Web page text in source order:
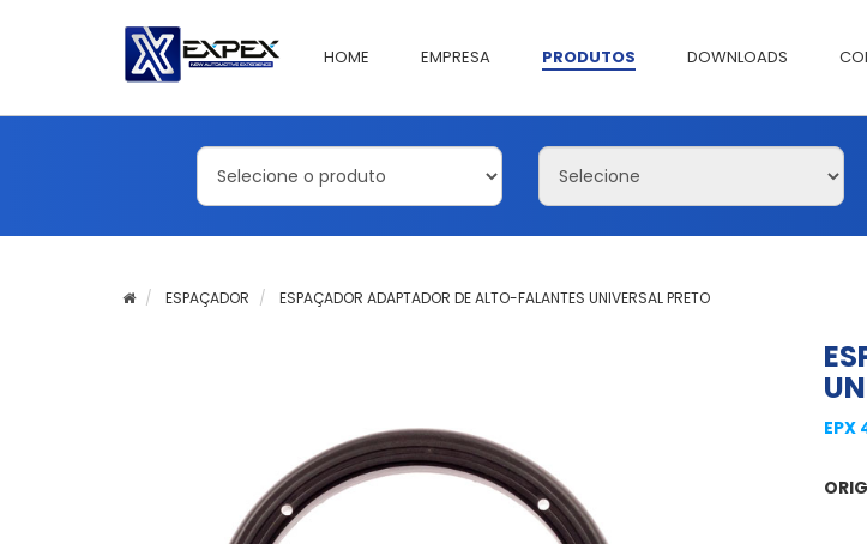
HOME EMPRESA PRODUTOS DOWNLOADS
ESPAÇADOR ESPAÇADOR ADAPTADOR DE ALTO-FALANTES UNIVERSAL PRETO
EPX